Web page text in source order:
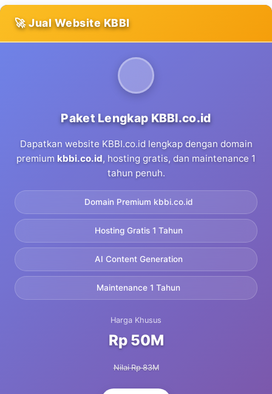
🚀 Jual Website KBBI
Paket Lengkap KBBI.co.id
Dapatkan website KBBI.co.id lengkap dengan domain
premium kbbi.co.id, hosting gratis, dan maintenance 1
tahun penuh.
Domain Premium kbbi.co.id
Hosting Gratis 1 Tahun
AI Content Generation
Maintenance 1 Tahun
Harga Khusus
Rp 50M
Nilai Rp 83M